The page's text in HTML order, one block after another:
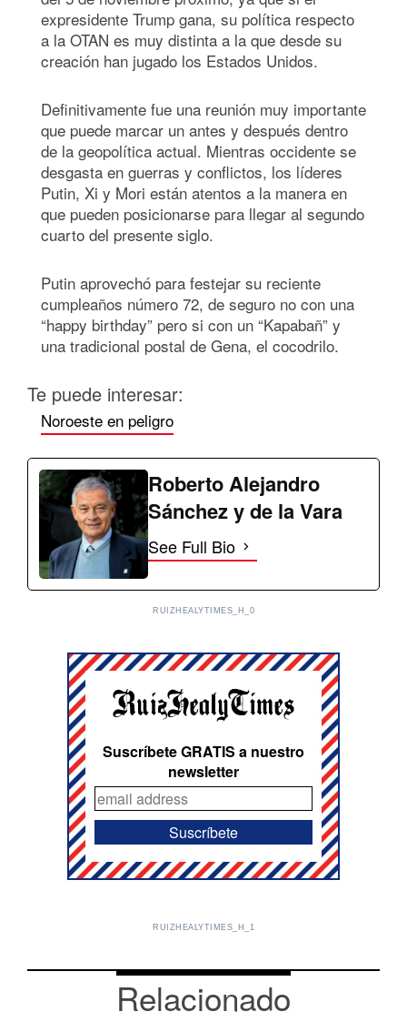
expresidente Trump gana, su política respecto
a la OTAN es muy distinta a la que desde su
creación han jugado los Estados Unidos.
Definitivamente fue una reunión muy importante
que puede marcar un antes y después dentro
de la geopolítica actual. Mientras occidente se
desgasta en guerras y conflictos, los líderes
Putin, Xi y Mori están atentos a la manera en
que pueden posicionarse para llegar al segundo
cuarto del presente siglo.
Putin aprovechó para festejar su reciente
cumpleaños número 72, de seguro no con una
“happy birthday” pero si con un “Kapabañ” y
una tradicional postal de Gena, el cocodrilo.
Te puede interesar:
Noroeste en peligro
Roberto Alejandro
Sánchez y de la Vara
See Full Bio
RUIZHEALYTIMES_H_0
Suscríbete GRATIS a nuestro
newsletter
RUIZHEALYTIMES_H_1
Relacionado